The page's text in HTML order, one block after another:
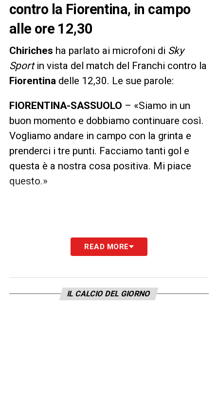
contro la Fiorentina, in campo
alle ore 12,30
Chiriches ha parlato ai microfoni di Sky
Sportin vista del match del Franchi contro la
Fiorentina delle 12,30. Le sue parole:
FIORENTINA-SASSUOLO – «Siamo in un
buon momento e dobbiamo continuare così.
Vogliamo andare in campo con la grinta e
prenderci i tre punti. Facciamo tanti gol e
questa è a nostra cosa positiva. Mi piace
questo.»
LA PLAYLIST DELLE NOSTRE TOP NEWS
READ MORE
IL CALCIO DEL GIORNO